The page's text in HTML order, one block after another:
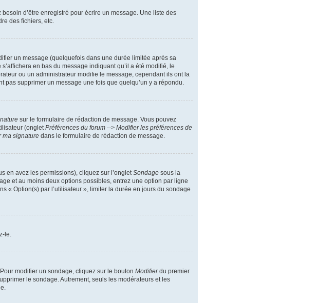
d’être enregistré pour écrire un message. Une liste des
des fichiers, etc.
un message (quelquefois dans une durée limitée après sa
en bas du message indiquant qu’il a été modifié, le
ou un administrateur modifie le message, cependant ils ont la
supprimer un message une fois que quelqu’un y a répondu.
sur le formulaire de rédaction de message. Vous pouvez
(ongletPréférences du forum --> Modifier les préférences de
ma signature dans le formulaire de rédaction de message.
en avez les permissions), cliquez sur l’ongletSondage sous la
et au moins deux options possibles, entrez une option par ligne
« Option(s) par l’utilisateur », limiter la durée en jours du sondage
le.
modifier un sondage, cliquez sur le bouton Modifierdu premier
le sondage. Autrement, seuls les modérateurs et les